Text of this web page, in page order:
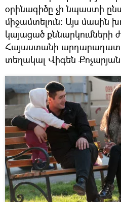
օրինագիծը չի նպաստի
միջամտելուն։ Այս մասին
կայացած
Հայաստանի
տեղակալ Վիգեն